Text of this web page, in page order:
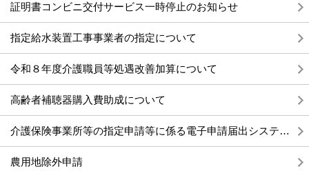
証明書コンビニ交付サービス一時停止のお知らせ
指定給水装置工事事業者の指定について
令和８年度介護職員等処遇改善加算について
高齢者補聴器購入費助成について
介護保険事業所等の指定申請等に係る電子申請届出システムについて
農用地除外申請